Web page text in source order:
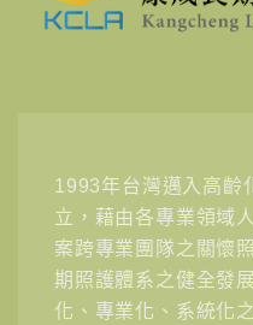
1993年台灣邁入高齡
立，藉由各專業領域
案跨專業團隊之關懷
期照護體系之健全發
化、專業化、系統化